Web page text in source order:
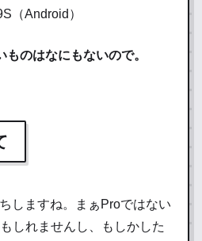
（Android）
ものはなにもないので。
しますね。まぁProではない
しれませんし、もしかした